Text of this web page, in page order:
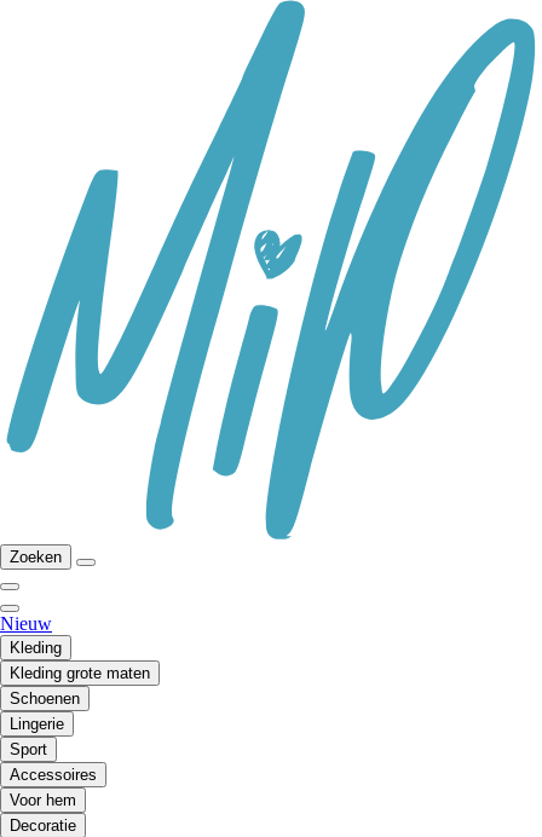
Zoeken
Nieuw
Kleding
Kleding grote maten
Schoenen
Lingerie
Sport
Accessoires
Voor hem
Decoratie